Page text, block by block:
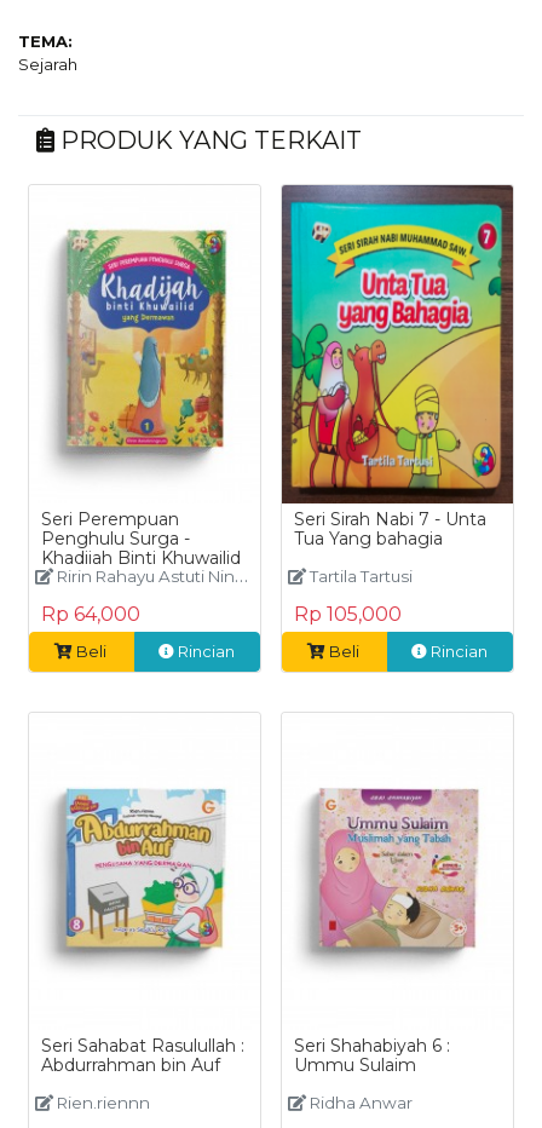
TEMA:
Sejarah
PRODUK YANG TERKAIT
Seri Perempuan
Penghulu Surga -
Khadijah Binti Khuwailid
Yang Dermawan
Ririn Rahayu Astuti Ningrum
Rp 64,000
Beli Rincian
Seri Sirah Nabi 7 - Unta
Tua Yang bahagia
Tartila Tartusi
Rp 105,000
Beli Rincian
Seri Sahabat Rasulullah :
Abdurrahman bin Auf
Rien.riennn
Seri Shahabiyah 6 :
Ummu Sulaim
Ridha Anwar